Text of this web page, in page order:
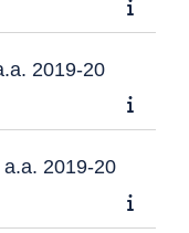
2019-20
2019-20